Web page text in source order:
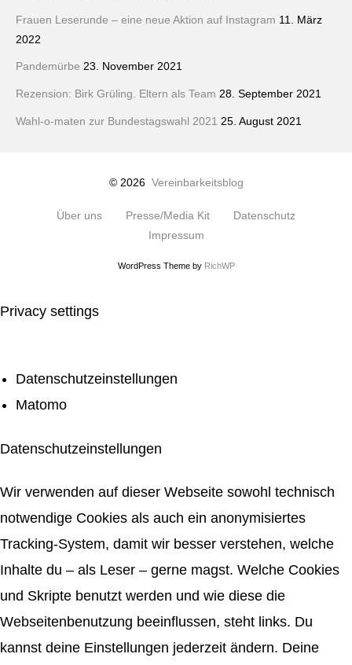
Frauen Leserunde – eine neue Aktion auf Instagram 11. März
2022
Pandemürbe 23. November 2021
Rezension: Birk Grüling. Eltern als Team 28. September 2021
Wahl-o-maten zur Bundestagswahl 2021 25. August 2021
© 2026 Vereinbarkeitsblog
Über uns Presse/Media Kit
Datenschutz
Impressum
WordPress Theme by RichWP
Privacy settings
Datenschutzeinstellungen
Matomo
Datenschutzeinstellungen
Wir verwenden auf dieser Webseite sowohl technisch
notwendige Cookies als auch ein anonymisiertes
Tracking-System, damit wir besser verstehen, welche
Inhalte du – als Leser – gerne magst. Welche Cookies
und Skripte benutzt werden und wie diese die
Webseitenbenutzung beeinflussen, steht links. Du
kannst deine Einstellungen jederzeit ändern. Deine